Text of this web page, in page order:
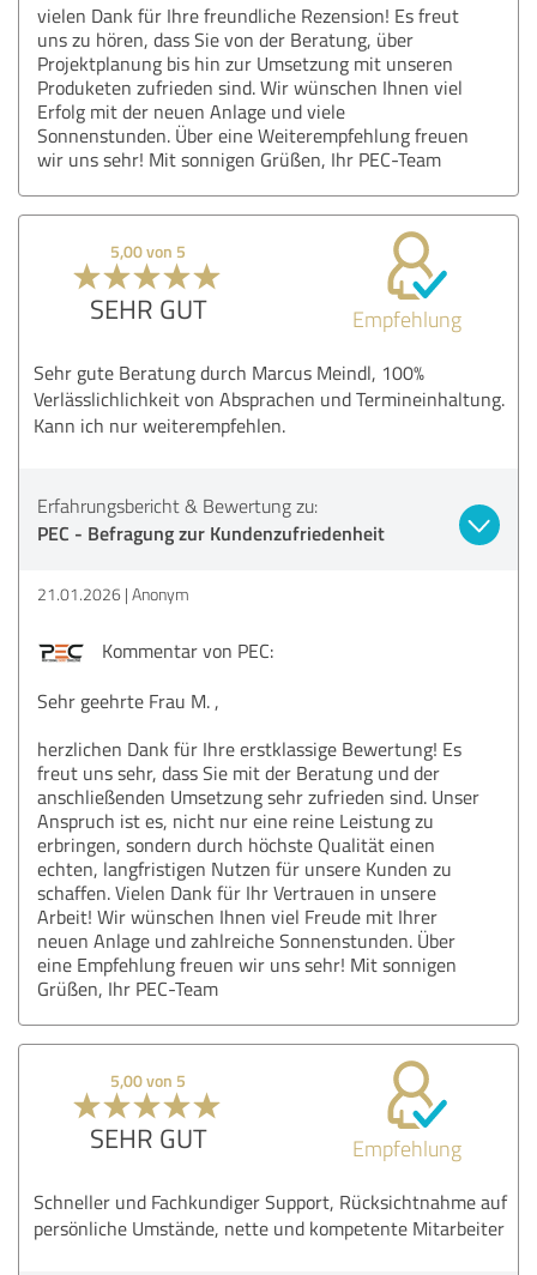
vielen Dank für Ihre freundliche Rezension! Es freut
uns zu hören, dass Sie von der Beratung, über
Projektplanung bis hin zur Umsetzung mit unseren
Produketen zufrieden sind. Wir wünschen Ihnen viel
Erfolg mit der neuen Anlage und viele
Sonnenstunden. Über eine Weiterempfehlung freuen
wir uns sehr! Mit sonnigen Grüßen, Ihr PEC-Team
5,00 von 5
SEHR GUT Empfehlung
Sehr gute Beratung durch Marcus Meindl, 100%
Verlässlichlichkeit von Absprachen und Termineinhaltung.
Kann ich nur weiterempfehlen.
Erfahrungsbericht & Bewertung zu:
PEC - Befragung zur Kundenzufriedenheit
21.01.2026 Anonym
Kommentar von PEC:
Sehr geehrte Frau M. ,
herzlichen Dank für Ihre erstklassige Bewertung! Es
freut uns sehr, dass Sie mit der Beratung und der
anschließenden Umsetzung sehr zufrieden sind. Unser
Anspruch ist es, nicht nur eine reine Leistung zu
erbringen, sondern durch höchste Qualität einen
echten, langfristigen Nutzen für unsere Kunden zu
schaffen. Vielen Dank für Ihr Vertrauen in unsere
Arbeit! Wir wünschen Ihnen viel Freude mit Ihrer
neuen Anlage und zahlreiche Sonnenstunden. Über
eine Empfehlung freuen wir uns sehr! Mit sonnigen
Grüßen, Ihr PEC-Team
5,00 von 5
SEHR GUT Empfehlung
Schneller und Fachkundiger Support, Rücksichtnahme auf
persönliche Umstände, nette und kompetente Mitarbeiter